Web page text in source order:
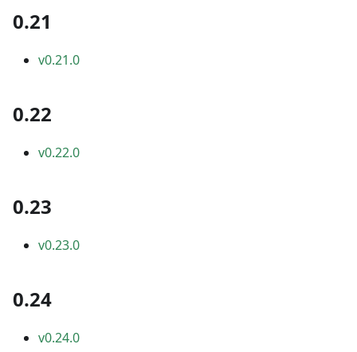
0.21
v0.21.0
0.22
v0.22.0
0.23
v0.23.0
0.24
v0.24.0